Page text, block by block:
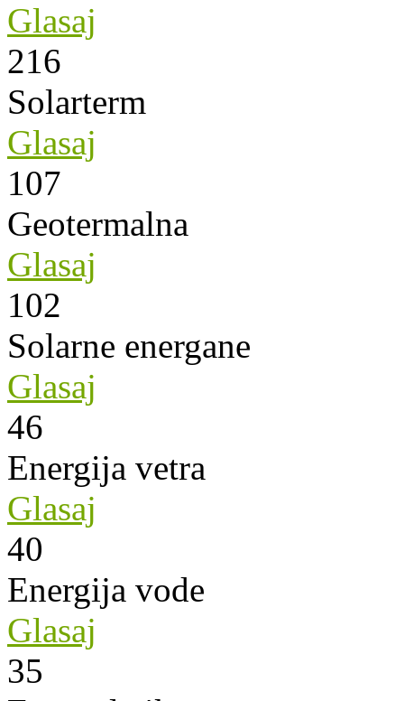
Glasaj
216
Solarterm
Glasaj
107
Geotermalna
Glasaj
102
Solarne energane
Glasaj
46
Energija vetra
Glasaj
40
Energija vode
Glasaj
35